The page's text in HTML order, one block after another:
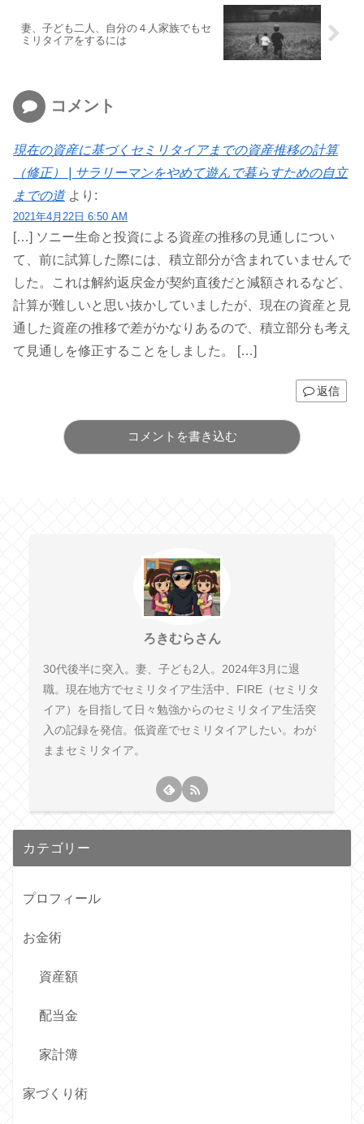
妻、子ども二人、自分の４人家族でもセ
ミリタイアをするには
コメント
現在の資産に基づくセミリタイアまでの資産推移の計算
（修正） | サラリーマンをやめて遊んで暮らすための自立
までの道 より:
2021年4月22日 6:50 AM
[…] ソニー生命と投資による資産の推移の見通しについ
て、前に試算した際には、積立部分が含まれていませんで
した。これは解約返戻金が契約直後だと減額されるなど、
計算が難しいと思い抜かしていましたが、現在の資産と見
通した資産の推移で差がかなりあるので、積立部分も考え
て見通しを修正することをしました。 […]
返信
コメントを書き込む
ろきむらさん
30代後半に突入。妻、子ども2人。2024年3月に退
職。現在地方でセミリタイア生活中、FIRE（セミリタ
イア）を目指して日々勉強からのセミリタイア生活突
入の記録を発信。低資産でセミリタイアしたい。わが
ままセミリタイア。
カテゴリー
プロフィール
お金術
資産額
配当金
家計簿
家づくり術